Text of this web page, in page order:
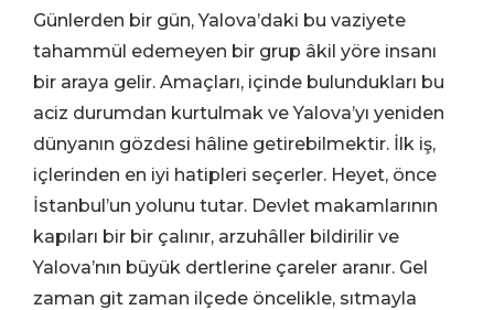
Günlerden bir gün, Yalova’daki bu vaziyete
tahammül edemeyen bir grup âkil yöre insanı
bir araya gelir. Amaçları, içinde bulundukları bu
aciz durumdan kurtulmak ve Yalova’yı yeniden
dünyanın gözdesi hâline getirebilmektir. İlk iş,
içlerinden en iyi hatipleri seçerler. Heyet, önce
İstanbul’un yolunu tutar. Devlet makamlarının
kapıları bir bir çalınır, arzuhâller bildirilir ve
Yalova’nın büyük dertlerine çareler aranır. Gel
zaman git zaman ilçede öncelikle, sıtmayla